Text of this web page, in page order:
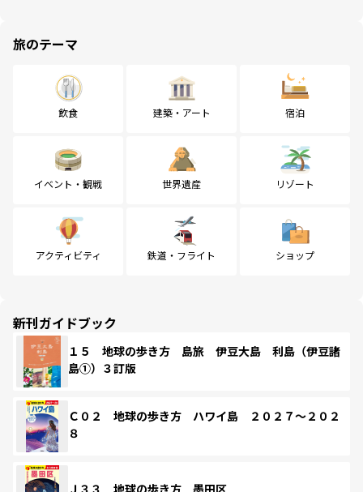
旅のテーマ
飲食 建築・アート 宿泊
イベント・観戦 世界遺産 リゾート
アクティビティ 鉄道・フライト ショップ
新刊ガイドブック
１５ 地球の歩き方 島旅 伊豆大島 利島（伊豆諸
島①）３訂版
Ｃ０２ 地球の歩き方 ハワイ島 ２０２７～２０２
８